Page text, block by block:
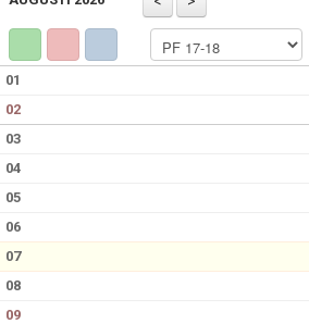
BILDGALLERI
DOKUMENT
KONTAKT
01
02
03
04
05
06
07
08
09